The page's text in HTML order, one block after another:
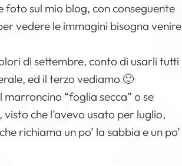
sul mio blog, con conseguente
vedere le immagini bisogna venire
di settembre, conto di usarli tutti
ed il terzo vediamo 🙂
“foglia secca” o se
che l’avevo usato per luglio,
richiama un po’ la sabbia e un po’